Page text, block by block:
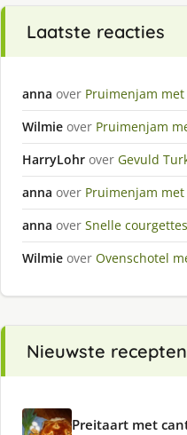
Laatste reacties
anna over Pruimenjam
Wilmie over Pruimenjam
HarryLohr over Gevuld
anna over Pruimenjam
anna over Snelle
Wilmie over Ovenschotel
Nieuwste recepten
Preitaart met